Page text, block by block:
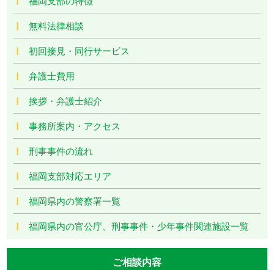
無料法律相談
初回接見・同行サービス
弁護士費用
挨拶・弁護士紹介
事務所案内・アクセス
刑事事件の流れ
福岡支部対応エリア
福岡県内の警察署一覧
福岡県内の官公庁、刑事事件・少年事件関連施設一覧
ご相談内容